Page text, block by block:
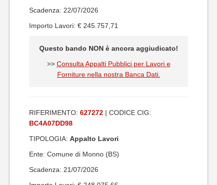
Scadenza: 22/07/2026
Importo Lavori: € 245.757,71
Questo bando NON è ancora aggiudicato!
>> Consulta Appalti Pubblici per Lavori e
Forniture nella nostra Banca Dati.
RIFERIMENTO: 627272 | CODICE CIG:
BC4A07DD98
TIPOLOGIA: Appalto Lavori
Ente: Comune di Monno (BS)
Scadenza: 21/07/2026